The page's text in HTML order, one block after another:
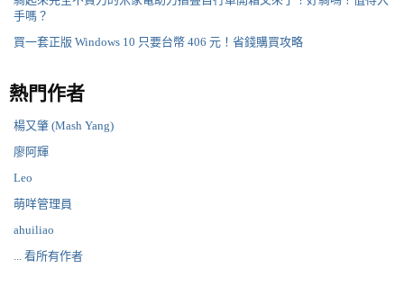
手嗎？
買一套正版 Windows 10 只要台幣 406 元！省錢購買攻略
熱門作者
楊又肇 (Mash Yang)
廖阿輝
Leo
萌咩管理員
ahuiliao
... 看所有作者